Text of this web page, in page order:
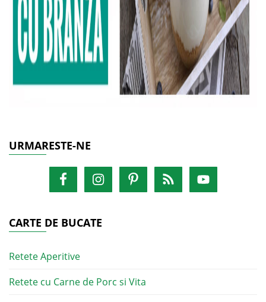
URMARESTE-NE
CARTE DE BUCATE
Retete Aperitive
Retete cu Carne de Porc si Vita